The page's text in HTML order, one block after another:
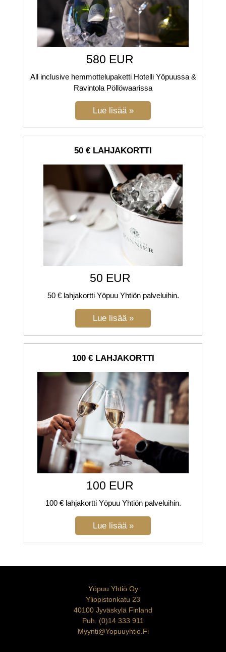
580 EUR
All inclusive hemmottelupaketti Hotelli Yöpuussa &
Ravintola Pöllöwaarissa
50 € LAHJAKORTTI
50 EUR
50 € lahjakortti Yöpuu Yhtiön palveluihin.
100 € LAHJAKORTTI
100 EUR
100 € lahjakortti Yöpuu Yhtiön palveluihin.
Yöpuu Yhtiö Oy
Yliopistonkatu 23
40100 Jyväskylä Finland
Puh. (0)14 333 911
Myynti@yopuuyhtio.fi